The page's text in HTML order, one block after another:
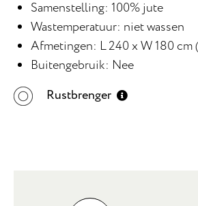
Samenstelling: 100% jute
Wastemperatuur: niet wassen
Afmetingen: L 240 x W 180 cm
Buitengebruik: Nee
Rustbrenger